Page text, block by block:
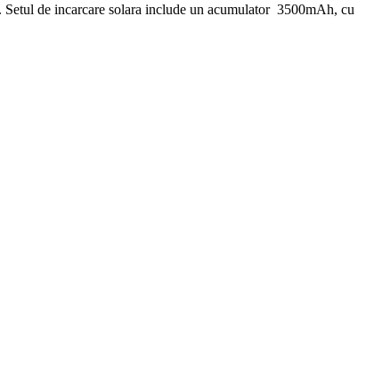
de incarcare solara include un acumulator 3500mAh, cu